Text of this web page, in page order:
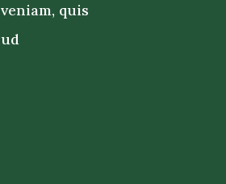
quis